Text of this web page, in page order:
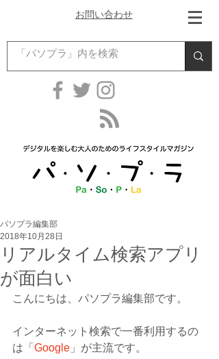
お問い合わせ
リアルタイム検索アプリ
が面白い
パソプラ編集部
2018年10月28日
こんにちは、パソプラ編集部です。
インターネット検索で一番利用するの
は「 Google 」が主流です。